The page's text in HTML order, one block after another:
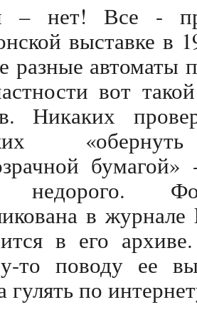
– нет! Все -
выставке в
разные автоматы
вот
Никаких
недорого.
в
в его
то поводу ее
гулять по